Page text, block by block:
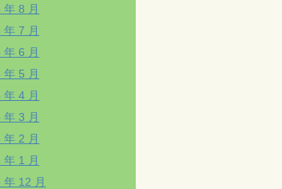
年 8 月
年 7 月
年 6 月
年 5 月
年 4 月
年 3 月
年 2 月
年 1 月
年 12 月